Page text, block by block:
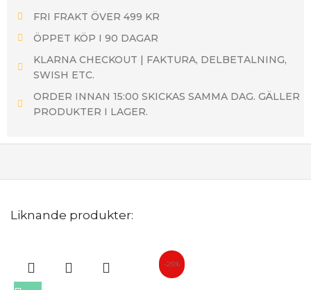
FRI FRAKT ÖVER 499 KR
ÖPPET KÖP I 90 DAGAR
KLARNA CHECKOUT | FAKTURA, DELBETALNING,
SWISH ETC.
ORDER INNAN 15:00 SKICKAS SAMMA DAG. GÄLLER
PRODUKTER I LAGER.
Liknande produkter:
-25%